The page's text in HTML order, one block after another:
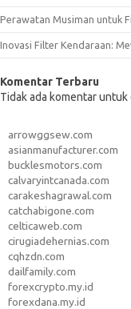
Perawatan Musiman untuk
Inovasi Filter Kendaraan:
Komentar Terbaru
Tidak ada komentar untuk
arrowggsew.com
asianmanufacturer.com
bucklesmotors.com
calvaryintcanada.com
carakeshagrawal.com
catchabigone.com
celticaweb.com
cirugiadehernias.com
cqhzdn.com
dailfamily.com
forexcrypto.my.id
forexdana.my.id